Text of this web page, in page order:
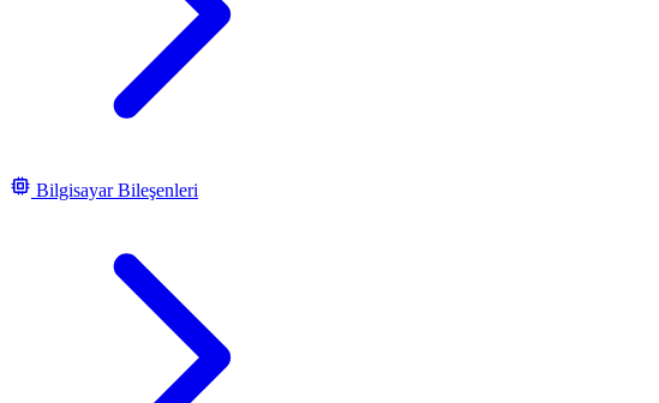
Bilgisayar Bileşenleri